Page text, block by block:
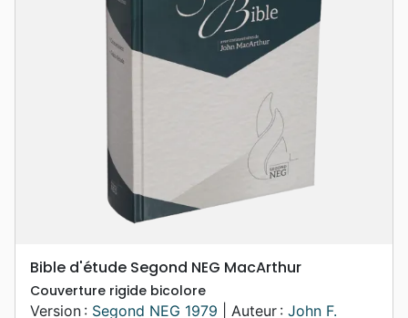
Bible d'étude Segond NEG MacArthur
Couverture rigide bicolore
Version : Segond NEG 1979 | Auteur : John F.